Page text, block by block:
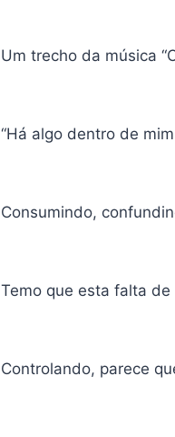
Um trecho da música
“Há algo dentro de
Consumindo,
Temo que esta falta
Controlando, parece